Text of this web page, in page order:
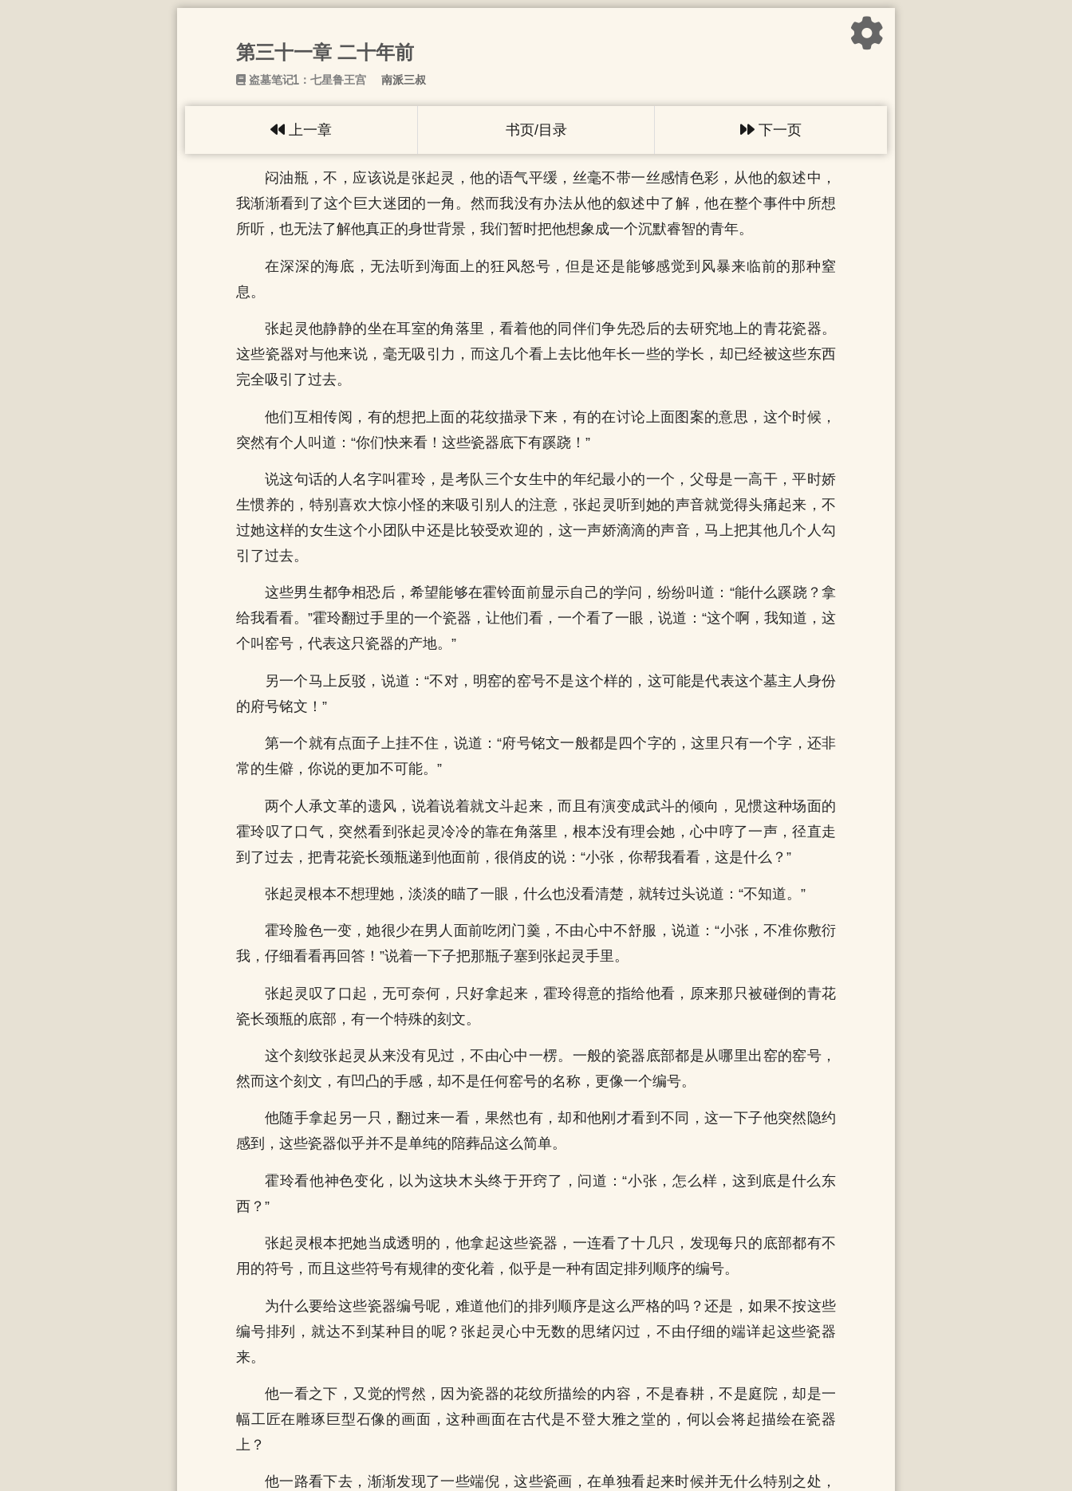
第三十一章 二十年前
盗墓笔记1：七星鲁王宫 南派三叔
上一章 书页/目录 下一页
闷油瓶，不，应该说是张起灵，他的语气平缓，丝毫不带一丝感情色彩，从他的叙述中，
我渐渐看到了这个巨大迷团的一角。然而我没有办法从他的叙述中了解，他在整个事件中所想
所听，也无法了解他真正的身世背景，我们暂时把他想象成一个沉默睿智的青年。
在深深的海底，无法听到海面上的狂风怒号，但是还是能够感觉到风暴来临前的那种窒
息。
张起灵他静静的坐在耳室的角落里，看着他的同伴们争先恐后的去研究地上的青花瓷器。
这些瓷器对与他来说，毫无吸引力，而这几个看上去比他年长一些的学长，却已经被这些东西
完全吸引了过去。
他们互相传阅，有的想把上面的花纹描录下来，有的在讨论上面图案的意思，这个时候，
突然有个人叫道：“你们快来看！这些瓷器底下有蹊跷！”
说这句话的人名字叫霍玲，是考队三个女生中的年纪最小的一个，父母是一高干，平时娇
生惯养的，特别喜欢大惊小怪的来吸引别人的注意，张起灵听到她的声音就觉得头痛起来，不
过她这样的女生这个小团队中还是比较受欢迎的，这一声娇滴滴的声音，马上把其他几个人勾
引了过去。
这些男生都争相恐后，希望能够在霍铃面前显示自己的学问，纷纷叫道：“能什么蹊跷？拿
给我看看。”霍玲翻过手里的一个瓷器，让他们看，一个看了一眼，说道：“这个啊，我知道，这
个叫窑号，代表这只瓷器的产地。”
另一个马上反驳，说道：“不对，明窑的窑号不是这个样的，这可能是代表这个墓主人身份
的府号铭文！”
第一个就有点面子上挂不住，说道：“府号铭文一般都是四个字的，这里只有一个字，还非
常的生僻，你说的更加不可能。”
两个人承文革的遗风，说着说着就文斗起来，而且有演变成武斗的倾向，见惯这种场面的
霍玲叹了口气，突然看到张起灵冷冷的靠在角落里，根本没有理会她，心中哼了一声，径直走
到了过去，把青花瓷长颈瓶递到他面前，很俏皮的说：“小张，你帮我看看，这是什么？”
张起灵根本不想理她，淡淡的瞄了一眼，什么也没看清楚，就转过头说道：“不知道。”
霍玲脸色一变，她很少在男人面前吃闭门羹，不由心中不舒服，说道：“小张，不准你敷衍
我，仔细看看再回答！”说着一下子把那瓶子塞到张起灵手里。
张起灵叹了口起，无可奈何，只好拿起来，霍玲得意的指给他看，原来那只被碰倒的青花
瓷长颈瓶的底部，有一个特殊的刻文。
这个刻纹张起灵从来没有见过，不由心中一楞。一般的瓷器底部都是从哪里出窑的窑号，
然而这个刻文，有凹凸的手感，却不是任何窑号的名称，更像一个编号。
他随手拿起另一只，翻过来一看，果然也有，却和他刚才看到不同，这一下子他突然隐约
感到，这些瓷器似乎并不是单纯的陪葬品这么简单。
霍玲看他神色变化，以为这块木头终于开窍了，问道：“小张，怎么样，这到底是什么东
西？”
张起灵根本把她当成透明的，他拿起这些瓷器，一连看了十几只，发现每只的底部都有不
用的符号，而且这些符号有规律的变化着，似乎是一种有固定排列顺序的编号。
为什么要给这些瓷器编号呢，难道他们的排列顺序是这么严格的吗？还是，如果不按这些
编号排列，就达不到某种目的呢？张起灵心中无数的思绪闪过，不由仔细的端详起这些瓷器
来。
他一看之下，又觉的愕然，因为瓷器的花纹所描绘的内容，不是春耕，不是庭院，却是一
幅工匠在雕琢巨型石像的画面，这种画面在古代是不登大雅之堂的，何以会将起描绘在瓷器
上？
他一路看下去，渐渐发现了一些端倪，这些瓷画，在单独看起来时候并无什么特别之处，